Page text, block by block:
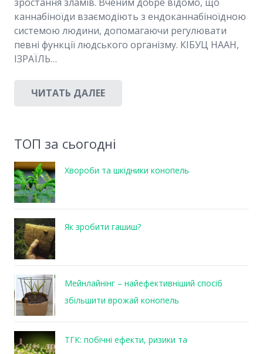
зростання зламів. Вченим добре відомо, що
каннабіноїди взаємодіють з ендоканнабіноїдною
системою людини, допомагаючи регулювати
певні функції людського організму. КІБУЦ НААН,
ІЗРАЇЛЬ…
ЧИТАТЬ ДАЛЕЕ
ТОП за сьогодні
Хвороби та шкідники конопель
Як зробити гашиш?
Мейнлайнінг – найефективніший спосіб
збільшити врожай конопель
ТГК: побічні ефекти, ризики та